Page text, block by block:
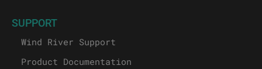
SUPPORT
Wind River Support
Product Documentation